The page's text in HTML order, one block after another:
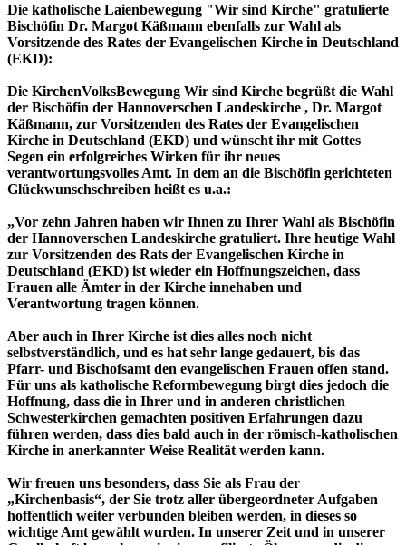
Die katholische Laienbewegung "Wir sind Kirche" gratulierte
Bischöfin Dr. Margot Käßmann ebenfalls zur Wahl als
Vorsitzende des Rates der Evangelischen Kirche in Deutschland
(EKD):
Die KirchenVolksBewegung Wir sind Kirche begrüßt die Wahl
der Bischöfin der Hannoverschen Landeskirche , Dr. Margot
Käßmann, zur Vorsitzenden des Rates der Evangelischen
Kirche in Deutschland (EKD) und wünscht ihr mit Gottes
Segen ein erfolgreiches Wirken für ihr neues
verantwortungsvolles Amt. In dem an die Bischöfin gerichteten
Glückwunschschreiben heißt es u.a.:
„Vor zehn Jahren haben wir Ihnen zu Ihrer Wahl als Bischöfin
der Hannoverschen Landeskirche gratuliert. Ihre heutige Wahl
zur Vorsitzenden des Rats der Evangelischen Kirche in
Deutschland (EKD) ist wieder ein Hoffnungszeichen, dass
Frauen alle Ämter in der Kirche innehaben und
Verantwortung tragen können.
Aber auch in Ihrer Kirche ist dies alles noch nicht
selbstverständlich, und es hat sehr lange gedauert, bis das
Pfarr- und Bischofsamt den evangelischen Frauen offen stand.
Für uns als katholische Reformbewegung birgt dies jedoch die
Hoffnung, dass die in Ihrer und in anderen christlichen
Schwesterkirchen gemachten positiven Erfahrungen dazu
führen werden, dass dies bald auch in der römisch-katholischen
Kirche in anerkannter Weise Realität werden kann.
Wir freuen uns besonders, dass Sie als Frau der
„Kirchenbasis“, der Sie trotz aller übergeordneter Aufgaben
hoffentlich weiter verbunden bleiben werden, in dieses so
wichtige Amt gewählt wurden. In unserer Zeit und in unserer